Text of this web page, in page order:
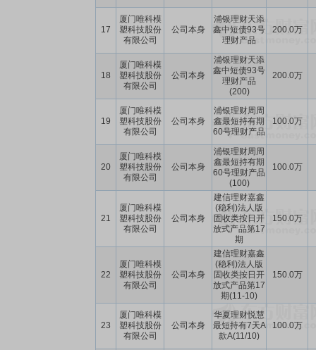
17
厦门唯科模
塑科技股份
有限公司
公司本身
浦银理财天添
鑫中短债93号
理财产品
200.0万
18
厦门唯科模
塑科技股份
有限公司
公司本身
浦银理财天添
鑫中短债93号
理财产品
(200)
200.0万
19
厦门唯科模
塑科技股份
有限公司
公司本身
浦银理财周周
鑫最短持有期
60号理财产品
100.0万
20
厦门唯科模
塑科技股份
有限公司
公司本身
浦银理财周周
鑫最短持有期
60号理财产品
(100)
100.0万
21
厦门唯科模
塑科技股份
有限公司
公司本身
建信理财嘉鑫
(稳利)法人版
固收类按日开
放式产品第17
期
150.0万
22
厦门唯科模
塑科技股份
有限公司
公司本身
建信理财嘉鑫
(稳利)法人版
固收类按日开
放式产品第17
期(11-10)
150.0万
23
厦门唯科模
塑科技股份
有限公司
公司本身
华夏理财悦慧
最短持有7天A
款A(11/10)
100.0万